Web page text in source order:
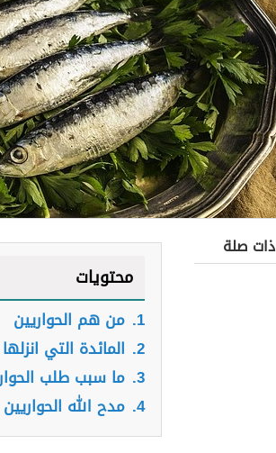
ذات صلة
محتويات
1. من هم الحواريين
2. المائدة التي
3. ما سبب طلب
4. مدح الله